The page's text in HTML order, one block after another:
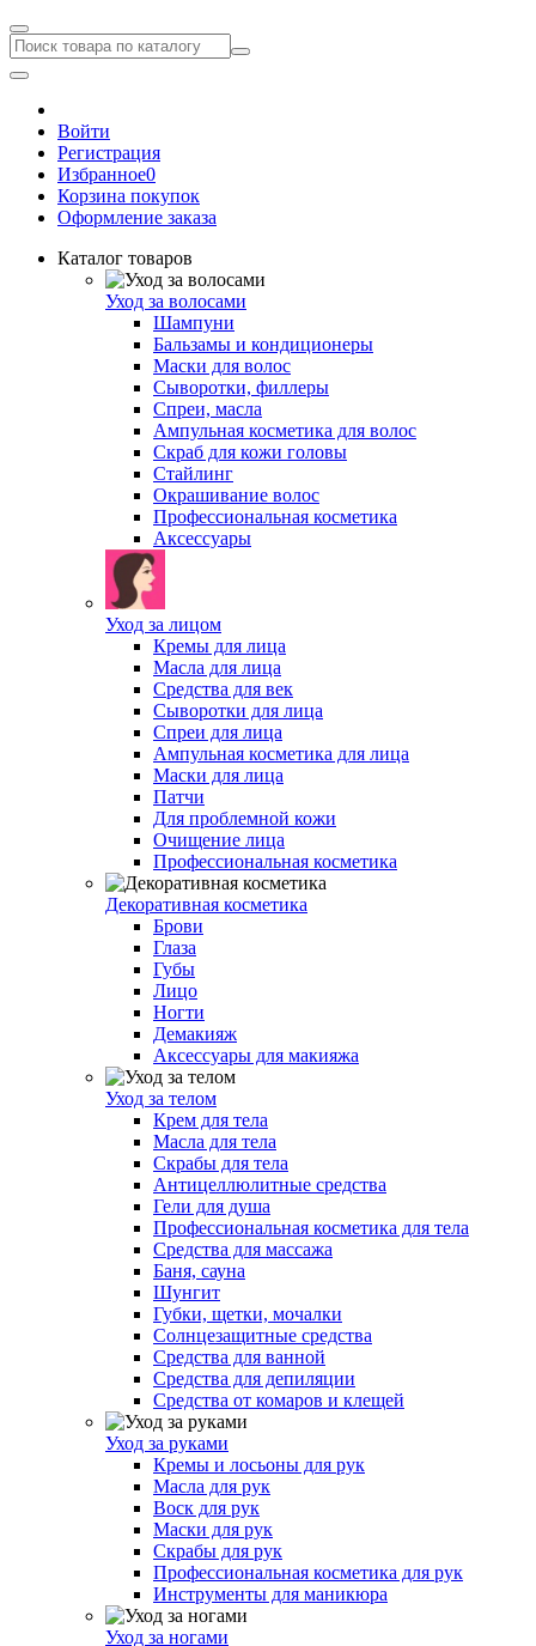
Войти
Регистрация
Избранное0
Корзина покупок
Оформление заказа
Каталог товаров
Уход за волосами
Шампуни
Бальзамы и кондиционеры
Маски для волос
Сыворотки, филлеры
Спреи, масла
Ампульная косметика для волос
Скраб для кожи головы
Стайлинг
Окрашивание волос
Профессиональная косметика
Аксессуары
Уход за лицом
Кремы для лица
Масла для лица
Средства для век
Сыворотки для лица
Спреи для лица
Ампульная косметика для лица
Маски для лица
Патчи
Для проблемной кожи
Очищение лица
Профессиональная косметика
Декоративная косметика
Брови
Глаза
Губы
Лицо
Ногти
Демакияж
Аксессуары для макияжа
Уход за телом
Крем для тела
Масла для тела
Скрабы для тела
Антицеллюлитные средства
Гели для душа
Профессиональная косметика для тела
Средства для массажа
Баня, сауна
Шунгит
Губки, щетки, мочалки
Солнцезащитные средства
Средства для ванной
Средства для депиляции
Средства от комаров и клещей
Уход за руками
Кремы и лосьоны для рук
Масла для рук
Воск для рук
Маски для рук
Скрабы для рук
Профессиональная косметика для рук
Инструменты для маникюра
Уход за ногами